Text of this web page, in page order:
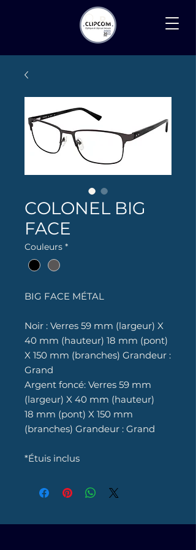
Recherche
COLONEL BIG
FACE
Couleurs *
BIG FACE MÉTAL
Noir : Verres 59 mm (largeur) X
40 mm (hauteur) 18 mm (pont)
X 150 mm (branches) Grandeur :
Grand
Argent foncé: Verres 59 mm
(largeur) X 40 mm (hauteur)
18 mm (pont) X 150 mm
(branches) Grandeur : Grand
*Étuis inclus